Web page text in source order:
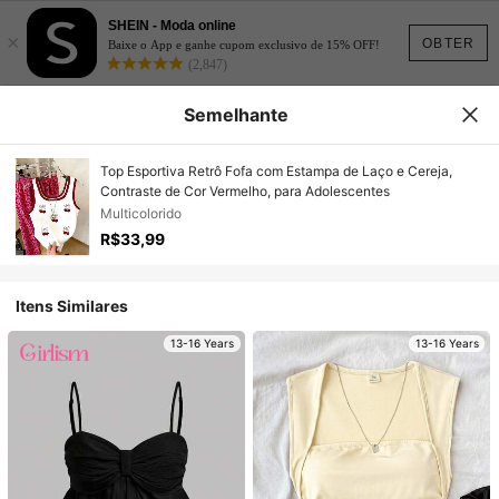
OBTER
×
SHEIN - Moda online
Baixe o App e ganhe cupom exclusivo de 15% OFF!
(2,847)
Semelhante
Top Esportiva Retrô Fofa com Estampa de Laço e Cereja,
Contraste de Cor Vermelho, para Adolescentes
Multicolorido
R$33,99
Itens Similares
13-16 Years 13-16 Years